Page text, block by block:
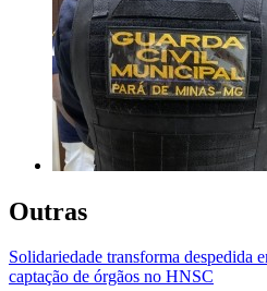
Outras
Solidariedade transforma despedida
captação de órgãos no HNSC